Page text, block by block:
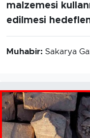
malzemesi
edilmesi
Muhabir: Sakarya